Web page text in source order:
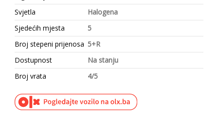
Svjetla
Halogena
Sjedećih mjesta
5
Broj stepeni prijenosa 5+R
Dostupnost
Na stanju
Broj vrata
4/5